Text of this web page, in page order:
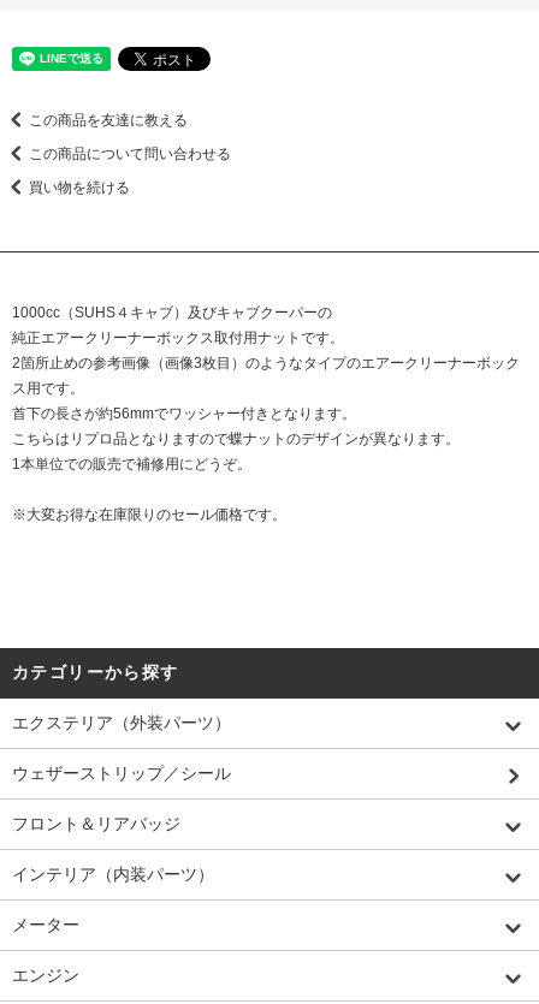
この商品を友達に教える
この商品について問い合わせる
買い物を続ける
1000cc（SUHS４キャブ）及びキャブクーパーの
純正エアークリーナーボックス取付用ナットです。
2箇所止めの参考画像（画像3枚目）のようなタイプのエアークリーナーボック
ス用です。
首下の長さが約56mmでワッシャー付きとなります。
こちらはリプロ品となりますので蝶ナットのデザインが異なります。
1本単位での販売で補修用にどうぞ。
※大変お得な在庫限りのセール価格です。
カテゴリーから探す
エクステリア（外装パーツ）
ウェザーストリップ／シール
フロント＆リアバッジ
インテリア（内装パーツ）
メーター
エンジン